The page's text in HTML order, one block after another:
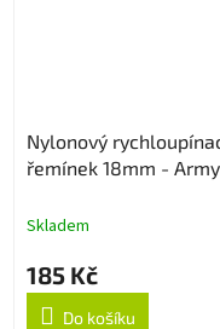
Nylonový
řemínek 18mm - Army
Skladem
185 Kč
Do košíku